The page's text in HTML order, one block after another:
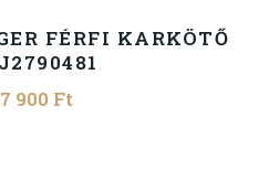
FÉRFI KARKÖTŐ
900 Ft